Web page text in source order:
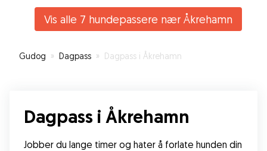
hjemme på sofaen. Hun fortalte hvordan det
stod til hele veien. For en rolig behagelig dame,
være litt av en enmannshund. Hun var helt
perfekt for ham, lot han få den tiden han trengte
Vis alle 7 hundepassere nær Åkrehamn
Gudog » Dagpass » Dagpass i Åkrehamn
Dagpass i Åkrehamn
Jobber du lange timer og hater å forlate hunden din